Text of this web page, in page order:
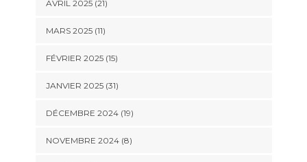
AVRIL 2025 (21)
MARS 2025 (11)
FÉVRIER 2025 (15)
JANVIER 2025 (31)
DÉCEMBRE 2024 (19)
NOVEMBRE 2024 (8)